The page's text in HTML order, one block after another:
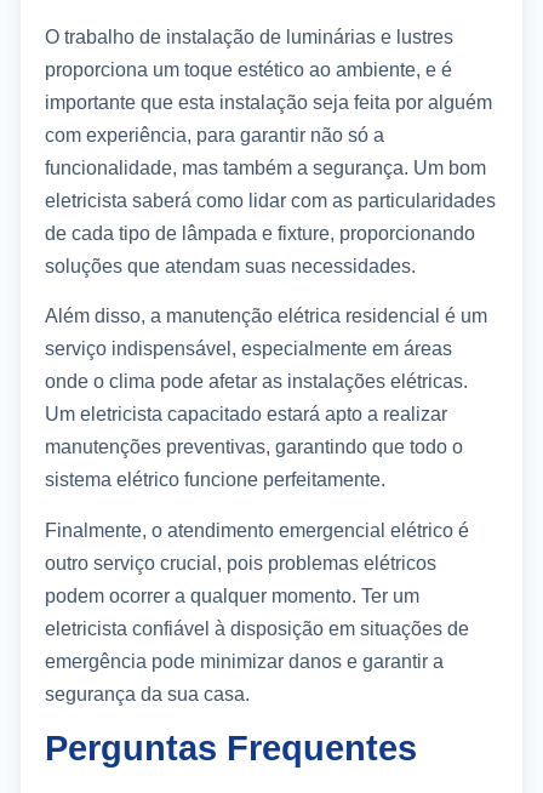
O trabalho de instalação de luminárias e lustres
proporciona um toque estético ao ambiente, e é
importante que esta instalação seja feita por alguém
com experiência, para garantir não só a
funcionalidade, mas também a segurança. Um bom
eletricista saberá como lidar com as particularidades
de cada tipo de lâmpada e fixture, proporcionando
soluções que atendam suas necessidades.
Além disso, a manutenção elétrica residencial é um
serviço indispensável, especialmente em áreas
onde o clima pode afetar as instalações elétricas.
Um eletricista capacitado estará apto a realizar
manutenções preventivas, garantindo que todo o
sistema elétrico funcione perfeitamente.
Finalmente, o atendimento emergencial elétrico é
outro serviço crucial, pois problemas elétricos
podem ocorrer a qualquer momento. Ter um
eletricista confiável à disposição em situações de
emergência pode minimizar danos e garantir a
segurança da sua casa.
Perguntas Frequentes